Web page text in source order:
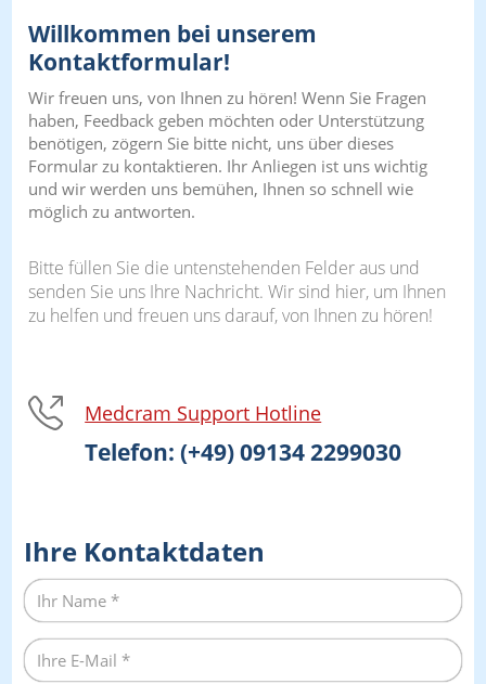
Willkommen bei unserem
Kontaktformular!
Wir freuen uns, von Ihnen zu hören! Wenn Sie Fragen
haben, Feedback geben möchten oder Unterstützung
benötigen, zögern Sie bitte nicht, uns über dieses
Formular zu kontaktieren. Ihr Anliegen ist uns wichtig
und wir werden uns bemühen, Ihnen so schnell wie
möglich zu antworten.
Bitte füllen Sie die untenstehenden Felder aus und
senden Sie uns Ihre Nachricht. Wir sind hier, um Ihnen
zu helfen und freuen uns darauf, von Ihnen zu hören!
Medcram Support Hotline
Telefon: (+49) 09134 2299030
Ihre Kontaktdaten